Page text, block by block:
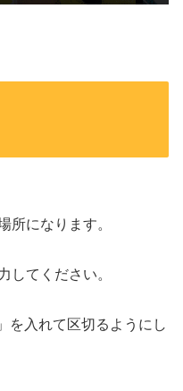
所になります。
してください。
を入れて区切るようにし